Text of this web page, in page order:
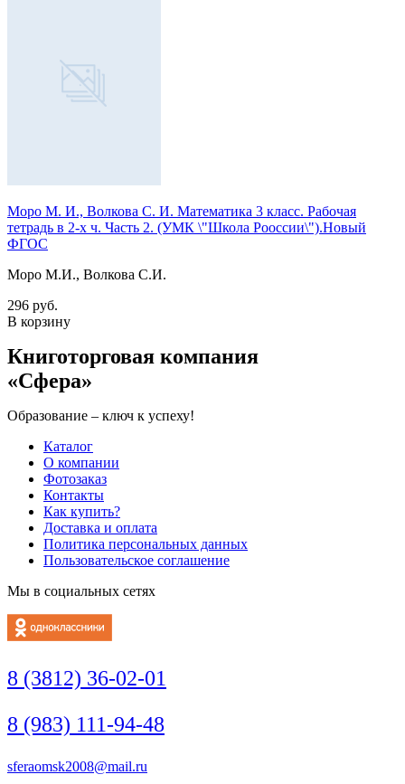
Моро М. И., Волкова С. И. Математика 3 класс. Рабочая
тетрадь в 2-х ч. Часть 2. (УМК \"Школа Рооссии\").Новый
ФГОС
Моро М.И., Волкова С.И.
296 руб.
В корзину
Книготорговая компания
«Сфера»
Образование – ключ к успеху!
Каталог
О компании
Фотозаказ
Контакты
Как купить?
Доставка и оплата
Политика персональных данных
Пользовательское соглашение
Мы в социальных сетях
8 (3812) 36-02-01
8 (983) 111-94-48
sferaomsk2008@mail.ru